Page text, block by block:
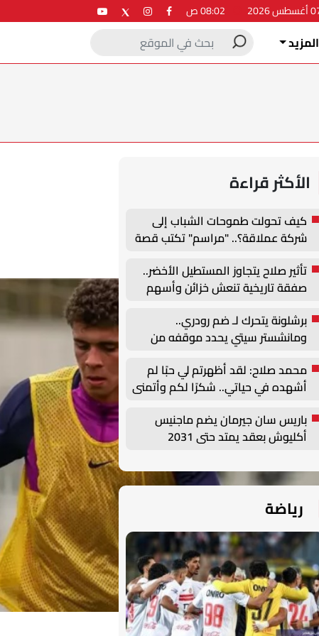
المزيد
الأكثر قراءة
كيف تحولت طموحات الشباب إلى
شركة عملاقة؟.. "مراسم" تكتب قصة
والتوظيف الزراعي الأول بجامعة
دمنهور
تأثير صلاح يتجاوز المستطيل الأخضر..
صفقة تاريخية تنعش خزائن وأسهم
برشلونة يتحرك لـ ضم رودري..
ومانشستر سيتي يحدد موقفه من
محمد صلاح: لقد أظهرتم لي حبًا لم
أشهده في حياتي.. شكرًا لكم وأتمنى
أن أصنع التاريخ هنا
باريس سان جيرمان يضم ماجنيس
أكليوش بعقد يمتد حتى 2031
رياضة